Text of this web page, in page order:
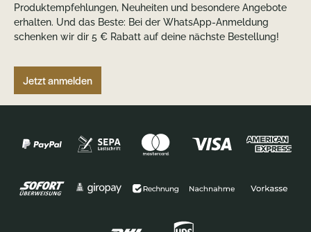
Produktempfehlungen, Neuheiten und besondere Angebote
erhalten. Und das Beste: Bei der WhatsApp-Anmeldung
schenken wir dir 5 € Rabatt auf deine nächste Bestellung!
Jetzt anmelden